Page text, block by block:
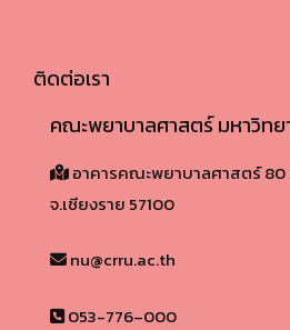
ติดต่อเรา
คณะพยาบาลศาสตร์ มหาวิทย
อาคารคณะพยาบาลศาสตร์ 80
จ.เชียงราย 57100​
nu@crru.ac.th
053-776–000